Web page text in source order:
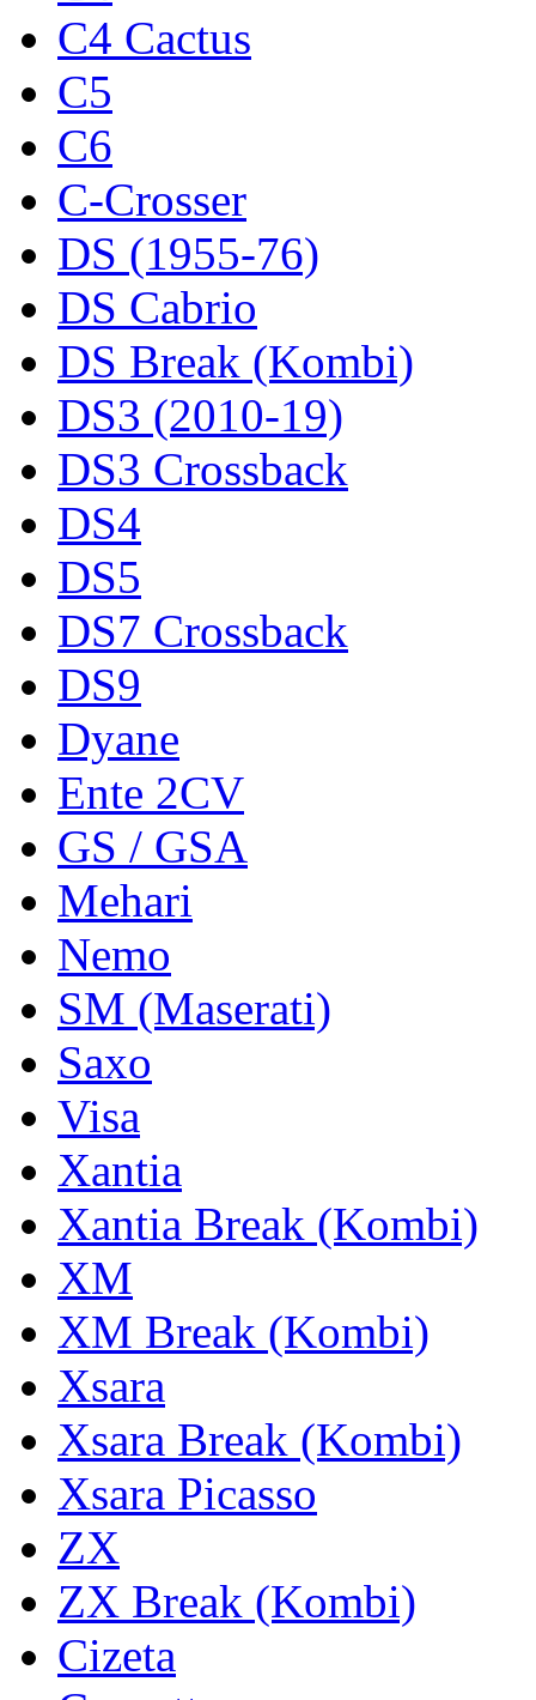
C4 Cactus
C5
C6
C-Crosser
DS (1955-76)
DS Cabrio
DS Break (Kombi)
DS3 (2010-19)
DS3 Crossback
DS4
DS5
DS7 Crossback
DS9
Dyane
Ente 2CV
GS / GSA
Mehari
Nemo
SM (Maserati)
Saxo
Visa
Xantia
Xantia Break (Kombi)
XM
XM Break (Kombi)
Xsara
Xsara Break (Kombi)
Xsara Picasso
ZX
ZX Break (Kombi)
Cizeta